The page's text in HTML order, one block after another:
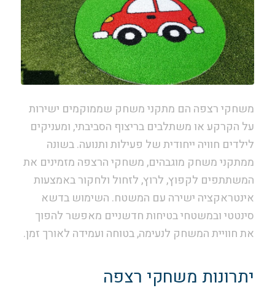
משחקי רצפה הם מתקני משחק שממוקמים ישירות
על הקרקע או משתלבים בריצוף הסביבתי, ומעניקים
לילדים חוויה ייחודית של פעילות ותנועה. בשונה
ממתקני משחק מוגבהים, משחקי הרצפה מזמינים את
המשתתפים לקפוץ, לרוץ, לזחול ולחקור באמצעות
אינטראקציה ישירה עם המשטח. השימוש בדשא
סינטטי ובמשטחי בטיחות חדשניים מאפשר להפוך
את חוויית המשחק לנעימה, בטוחה ועמידה לאורך זמן.
יתרונות משחקי רצפה